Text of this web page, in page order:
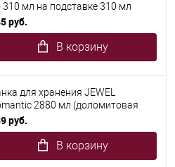
310 мл на подставке 310 мл
керамика)
руб.
В корзину
для хранения JEWEL
2880 мл (доломитовая
руб.
В корзину